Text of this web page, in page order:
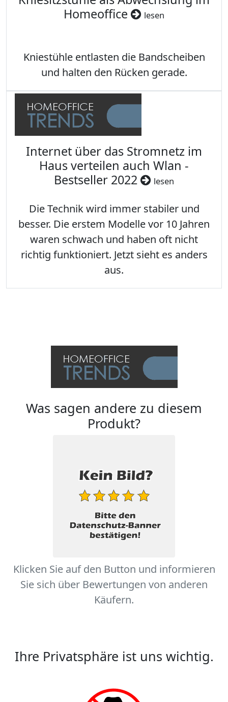
Homeoffice
lesen
Kniestühle entlasten die Bandscheiben
und halten den Rücken gerade.
Internet über das Stromnetz im
Haus verteilen auch Wlan -
Bestseller 2022
lesen
Die Technik wird immer stabiler und
besser. Die erstem Modelle vor 10 Jahren
waren schwach und haben oft nicht
richtig funktioniert. Jetzt sieht es anders
aus.
Was sagen andere zu diesem
Produkt?
Klicken Sie auf den Button und informieren
Sie sich über Bewertungen von anderen
Käufern.
Ihre Privatsphäre ist uns wichtig.